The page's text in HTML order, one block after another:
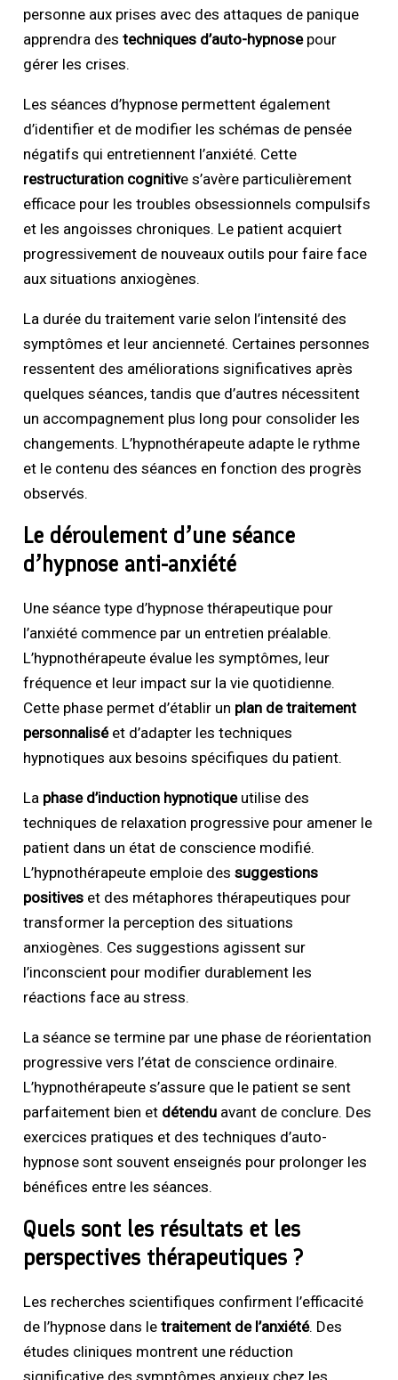
personne aux prises avec des attaques de panique
apprendra des techniques d’auto-hypnosepour
gérer les crises.
Les séances d’hypnose permettent également
d’identifier et de modifier les schémas de pensée
négatifs qui entretiennent l’anxiété. Cette
restructuration cognitive s’avère particulièrement
efficace pour les troubles obsessionnels compulsifs
et les angoisses chroniques. Le patient acquiert
progressivement de nouveaux outils pour faire face
aux situations anxiogènes.
La durée du traitement varie selon l’intensité des
symptômes et leur ancienneté. Certaines personnes
ressentent des améliorations significatives après
quelques séances, tandis que d’autres nécessitent
un accompagnement plus long pour consolider les
changements. L’hypnothérapeute adapte le rythme
et le contenu des séances en fonction des progrès
observés.
Le déroulement d’une séance
d’hypnose anti-anxiété
Une séance type d’hypnose thérapeutique pour
l’anxiété commence par un entretien préalable.
L’hypnothérapeute évalue les symptômes, leur
fréquence et leur impact sur la vie quotidienne.
Cette phase permet d’établir un plan de traitement
personnaliséet d’adapter les techniques
hypnotiques aux besoins spécifiques du patient.
La phase d’induction hypnotiqueutilise des
techniques de relaxation progressive pour amener le
patient dans un état de conscience modifié.
L’hypnothérapeute emploie des suggestions
positives et des métaphores thérapeutiques pour
transformer la perception des situations
anxiogènes. Ces suggestions agissent sur
l’inconscient pour modifier durablement les
réactions face au stress.
La séance se termine par une phase de réorientation
progressive vers l’état de conscience ordinaire.
L’hypnothérapeute s’assure que le patient se sent
parfaitement bien et détendu avant de conclure. Des
exercices pratiques et des techniques d’auto-
hypnose sont souvent enseignés pour prolonger les
bénéfices entre les séances.
Quels sont les résultats et les
perspectives thérapeutiques ?
Les recherches scientifiques confirment l’efficacité
de l’hypnose dans letraitement de l’anxiété. Des
études cliniques montrent une réduction